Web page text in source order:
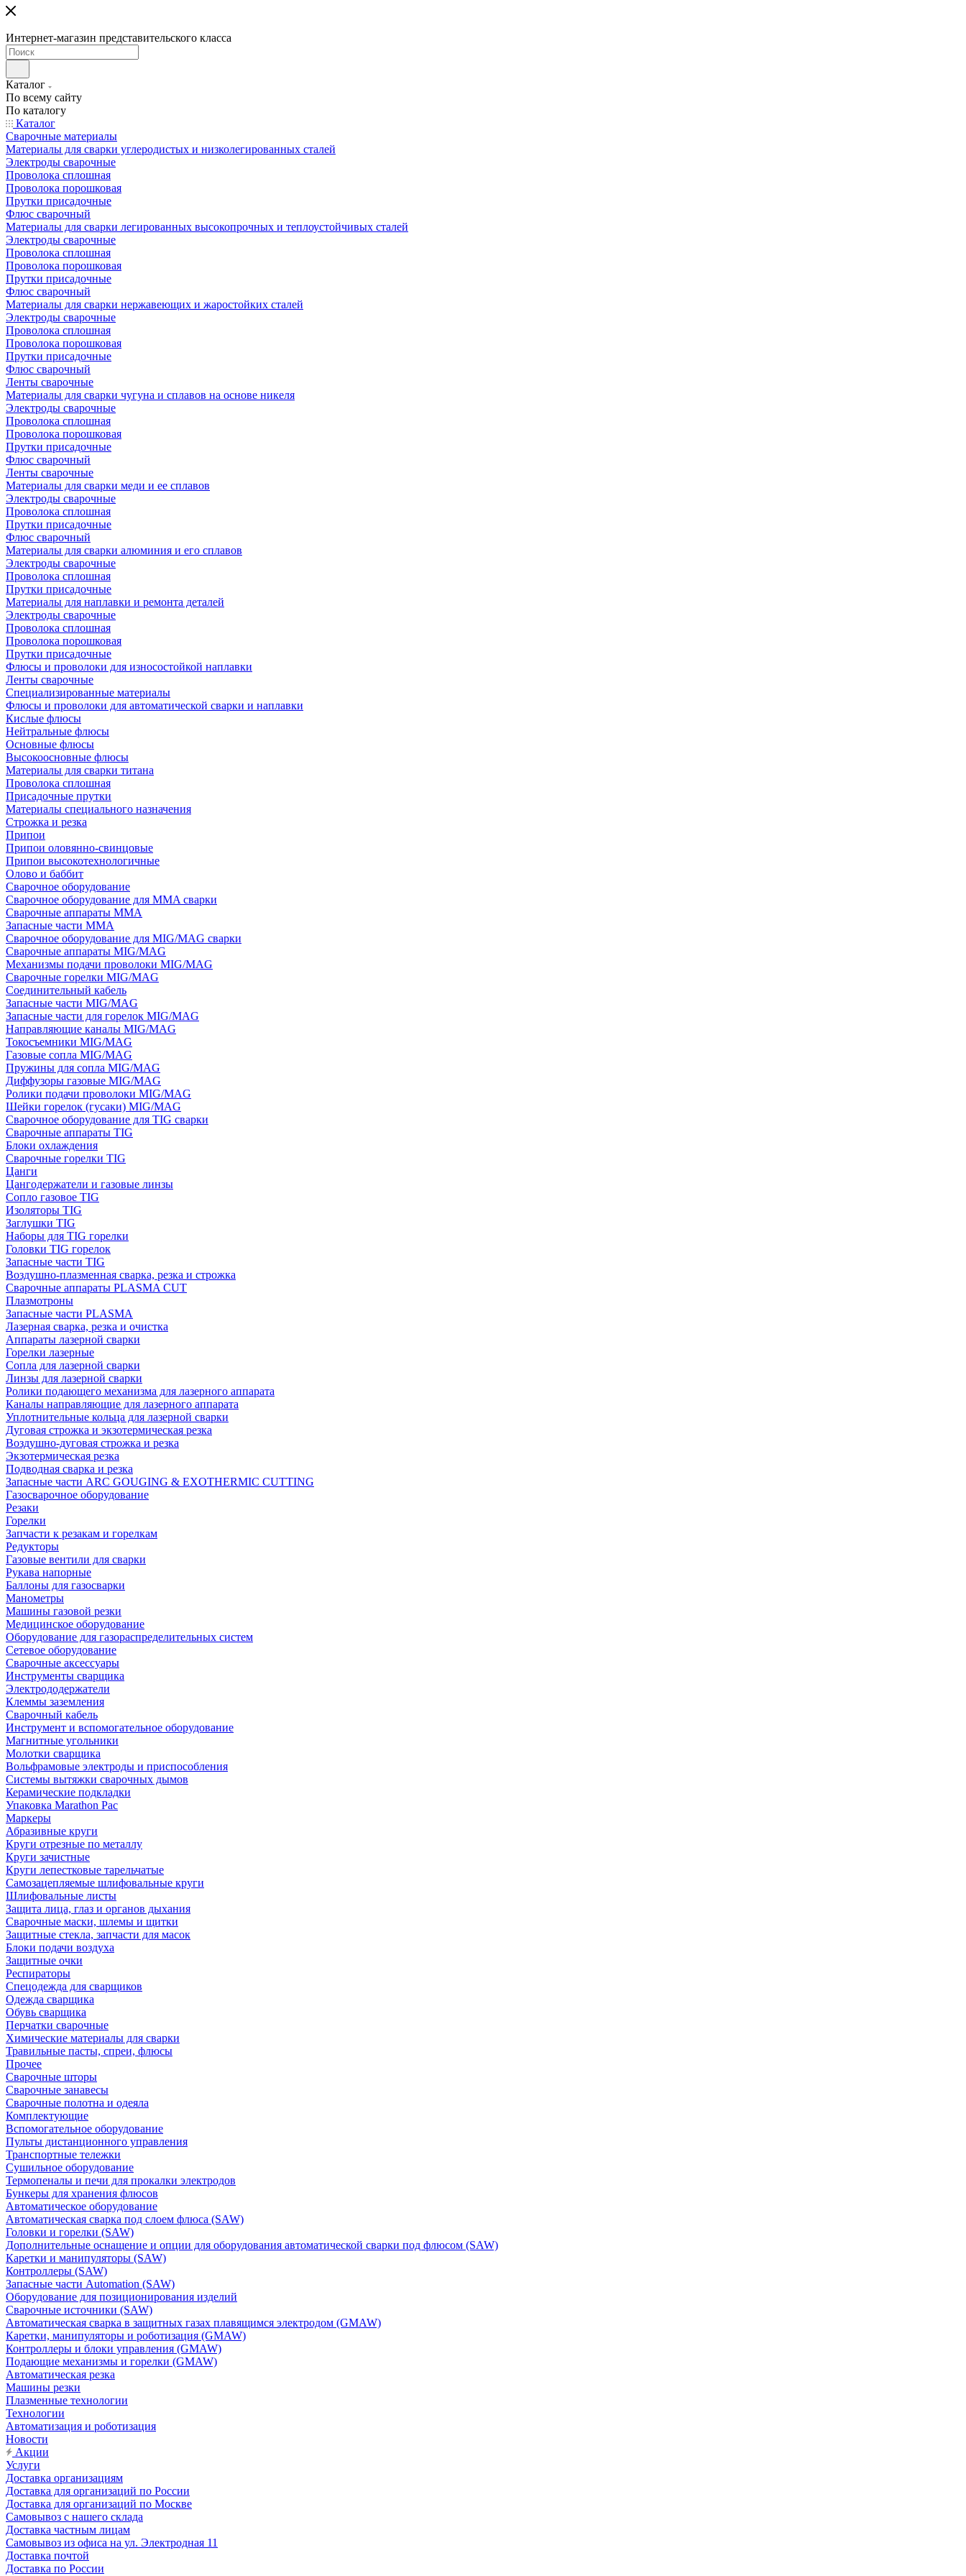
Интернет-магазин представительского класса
Каталог
По всему сайту
По каталогу
Каталог
Сварочные материалы
Материалы для сварки углеродистых и низколегированных сталей
Электроды сварочные
Проволока сплошная
Проволока порошковая
Прутки присадочные
Флюс сварочный
Материалы для сварки легированных высокопрочных и теплоустойчивых сталей
Электроды сварочные
Проволока сплошная
Проволока порошковая
Прутки присадочные
Флюс сварочный
Материалы для сварки нержавеющих и жаростойких сталей
Электроды сварочные
Проволока сплошная
Проволока порошковая
Прутки присадочные
Флюс сварочный
Ленты сварочные
Материалы для сварки чугуна и сплавов на основе никеля
Электроды сварочные
Проволока сплошная
Проволока порошковая
Прутки присадочные
Флюс сварочный
Ленты сварочные
Материалы для сварки меди и ее сплавов
Электроды сварочные
Проволока сплошная
Прутки присадочные
Флюс сварочный
Материалы для сварки алюминия и его сплавов
Электроды сварочные
Проволока сплошная
Прутки присадочные
Материалы для наплавки и ремонта деталей
Электроды сварочные
Проволока сплошная
Проволока порошковая
Прутки присадочные
Флюсы и проволоки для износостойкой наплавки
Ленты сварочные
Специализированные материалы
Флюсы и проволоки для автоматической сварки и наплавки
Кислые флюсы
Нейтральные флюсы
Основные флюсы
Высокоосновные флюсы
Материалы для сварки титана
Проволока сплошная
Присадочные прутки
Материалы специального назначения
Строжка и резка
Припои
Припои оловянно-свинцовые
Припои высокотехнологичные
Олово и баббит
Сварочное оборудование
Сварочное оборудование для MMA сварки
Сварочные аппараты MMA
Запасные части MMA
Сварочное оборудование для MIG/MAG сварки
Сварочные аппараты MIG/MAG
Механизмы подачи проволоки MIG/MAG
Сварочные горелки MIG/MAG
Соединительный кабель
Запасные части MIG/MAG
Запасные части для горелок MIG/MAG
Направляющие каналы MIG/MAG
Токосъемники MIG/MAG
Газовые сопла MIG/MAG
Пружины для сопла MIG/MAG
Диффузоры газовые MIG/MAG
Ролики подачи проволоки MIG/MAG
Шейки горелок (гусаки) MIG/MAG
Сварочное оборудование для TIG сварки
Сварочные аппараты TIG
Блоки охлаждения
Сварочные горелки TIG
Цанги
Цангодержатели и газовые линзы
Сопло газовое TIG
Изоляторы TIG
Заглушки TIG
Наборы для TIG горелки
Головки TIG горелок
Запасные части TIG
Воздушно-плазменная сварка, резка и строжка
Сварочные аппараты PLASMA CUT
Плазмотроны
Запасные части PLASMA
Лазерная сварка, резка и очистка
Аппараты лазерной сварки
Горелки лазерные
Сопла для лазерной сварки
Линзы для лазерной сварки
Ролики подающего механизма для лазерного аппарата
Каналы направляющие для лазерного аппарата
Уплотнительные кольца для лазерной сварки
Дуговая строжка и экзотермическая резка
Воздушно-дуговая строжка и резка
Экзотермическая резка
Подводная сварка и резка
Запасные части ARC GOUGING & EXOTHERMIC CUTTING
Газосварочное оборудование
Резаки
Горелки
Запчасти к резакам и горелкам
Редукторы
Газовые вентили для сварки
Рукава напорные
Баллоны для газосварки
Манометры
Машины газовой резки
Медицинское оборудование
Оборудование для газораспределительных систем
Сетевое оборудование
Сварочные аксессуары
Инструменты сварщика
Электрододержатели
Клеммы заземления
Сварочный кабель
Инструмент и вспомогательное оборудование
Магнитные угольники
Молотки сварщика
Вольфрамовые электроды и приспособления
Системы вытяжки сварочных дымов
Керамические подкладки
Упаковка Marathon Pac
Маркеры
Абразивные круги
Круги отрезные по металлу
Круги зачистные
Круги лепестковые тарельчатые
Самозацепляемые шлифовальные круги
Шлифовальные листы
Защита лица, глаз и органов дыхания
Сварочные маски, шлемы и щитки
Защитные стекла, запчасти для масок
Блоки подачи воздуха
Защитные очки
Респираторы
Спецодежда для сварщиков
Одежда сварщика
Обувь сварщика
Перчатки сварочные
Химические материалы для сварки
Травильные пасты, спреи, флюсы
Прочее
Сварочные шторы
Сварочные занавесы
Сварочные полотна и одеяла
Комплектующие
Вспомогательное оборудование
Пульты дистанционного управления
Транспортные тележки
Сушильное оборудование
Термопеналы и печи для прокалки электродов
Бункеры для хранения флюсов
Автоматическое оборудование
Автоматическая сварка под слоем флюса (SAW)
Головки и горелки (SAW)
Дополнительные оснащение и опции для оборудования автоматической сварки под флюсом (SAW)
Каретки и манипуляторы (SAW)
Контроллеры (SAW)
Запасные части Automation (SAW)
Оборудование для позиционирования изделий
Сварочные источники (SAW)
Автоматическая сварка в защитных газах плавящимся электродом (GMAW)
Каретки, манипуляторы и роботизация (GMAW)
Контроллеры и блоки управления (GMAW)
Подающие механизмы и горелки (GMAW)
Автоматическая резка
Машины резки
Плазменные технологии
Технологии
Автоматизация и роботизация
Новости
Акции
Услуги
Доставка организациям
Доставка для организаций по России
Доставка для организаций по Москве
Самовывоз с нашего склада
Доставка частным лицам
Самовывоз из офиса на ул. Электродная 11
Доставка почтой
Доставка по России